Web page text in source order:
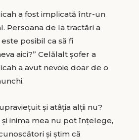
a fost implicată într-un
Persoana de la tractări a
posibil ca să fi
aici?” Celălalt șofer a
a avut nevoie doar de o
și atâția alții nu?
și inima mea nu pot înțelege,
și știm că